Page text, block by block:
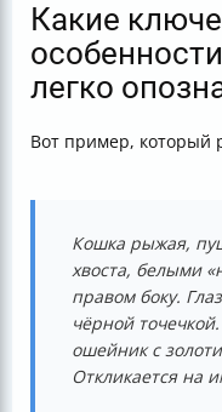
Какие
легко
Вот пример, который
Кошка рыжая,
хвоста, белыми
правом боку.
чёрной
ошейник с
Откликается на